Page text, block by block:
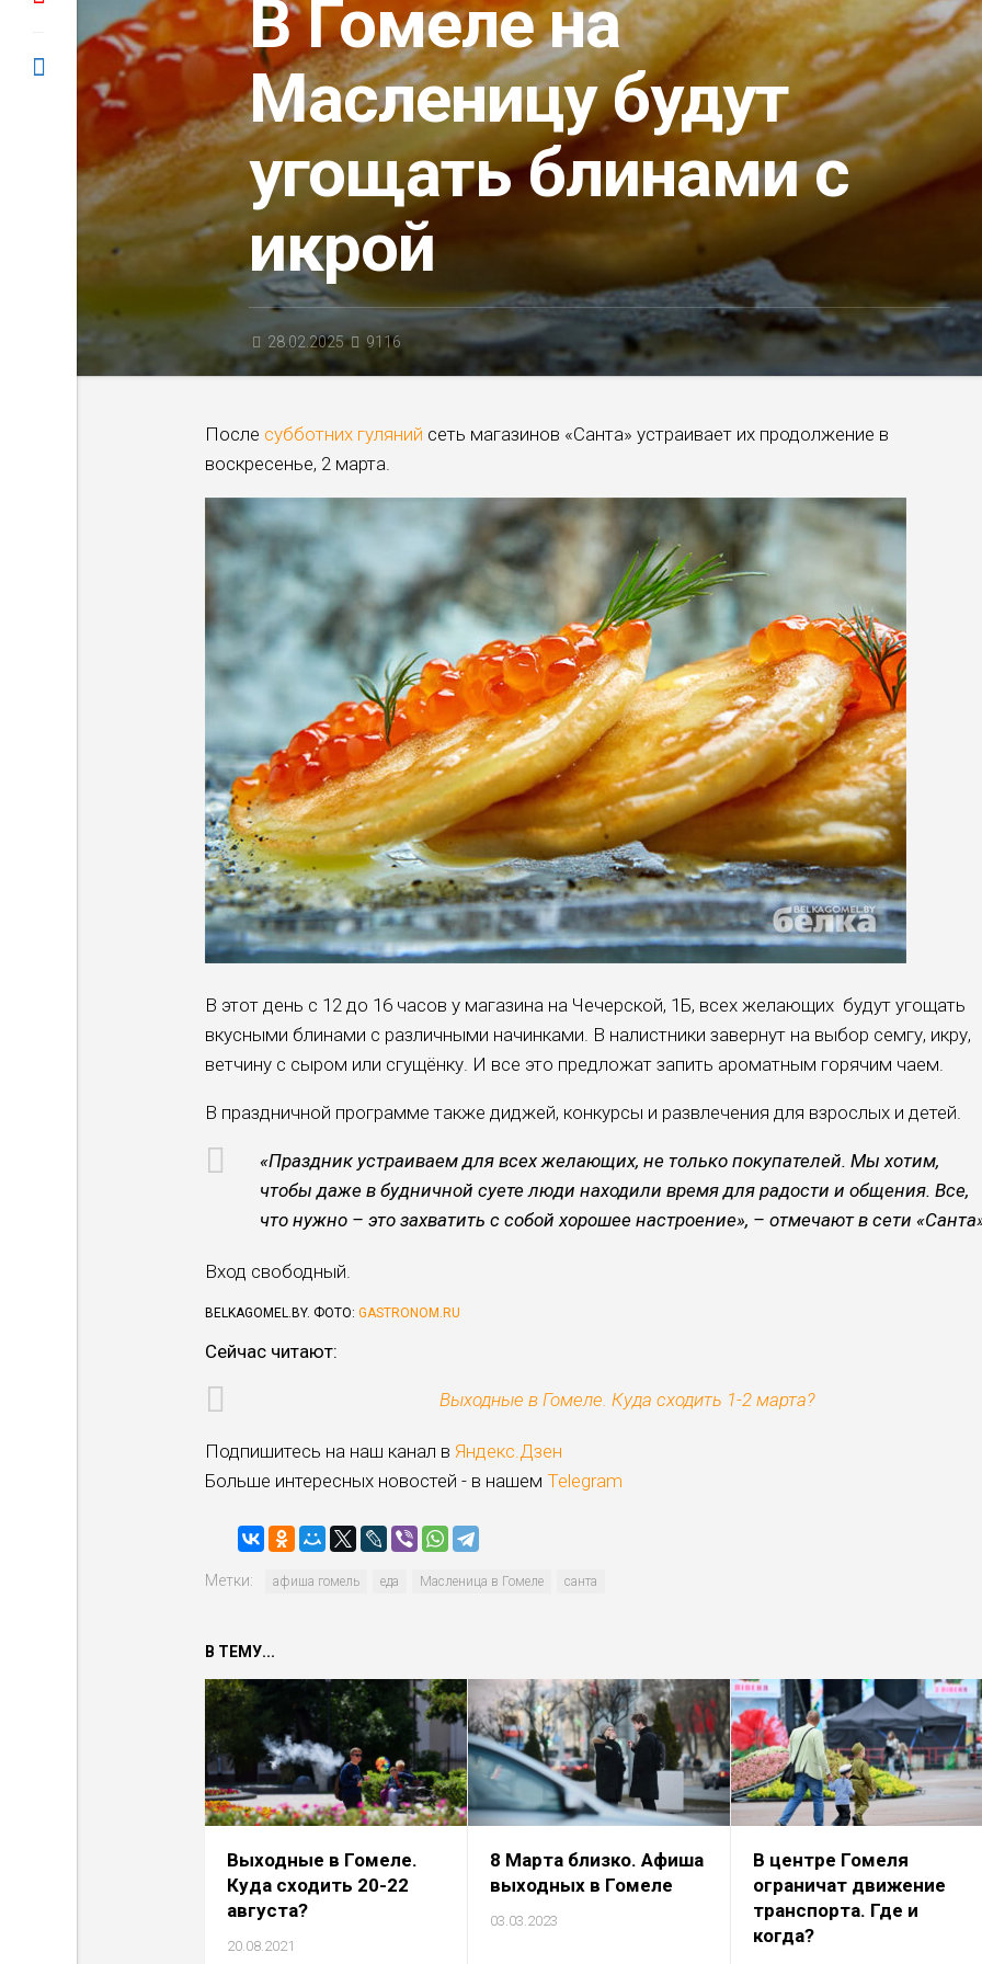
В Гомеле на
Масленицу будут
угощать блинами с
икрой
28.02.2025 9116
После субботних гуляний сеть магазинов «Санта» устраивает их продолжение в
воскресенье, 2 марта.
В этот день с 12 до 16 часов у магазина на Чечерской, 1Б, всех желающих будут угощать
вкусными блинами с различными начинками. В налистники завернут на выбор семгу, икру,
ветчину с сыром или сгущёнку. И все это предложат запить ароматным горячим чаем.
В праздничной программе также диджей, конкурсы и развлечения для взрослых и детей.
«Праздник устраиваем для всех желающих, не только покупателей. Мы хотим,
чтобы даже в будничной суете люди находили время для радости и общения. Все,
что нужно – это захватить с собой хорошее настроение», – отмечают в сети
Вход свободный.
BELKAGOMEL.BY. ФОТО: GASTRONOM.RU
Cейчас читают:
Выходные в Гомеле. Куда сходить 1-2 марта?
Подпишитесь на наш канал в Яндекс.Дзен
Больше интересных новостей - в нашем Telegram
Метки: афиша гомель еда Масленица в Гомеле санта
В ТЕМУ...
Выходные в Гомеле.
Куда сходить 20-22
августа?
20.08.2021
8 Марта близко. Афиша
выходных в Гомеле
03.03.2023
В центре Гомеля
ограничат движение
транспорта. Где и
когда?